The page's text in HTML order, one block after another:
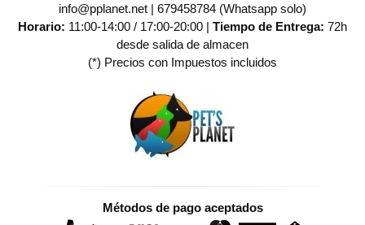
info@pplanet.net | 679458784 (Whatsapp solo)
Horario: 11:00-14:00 / 17:00-20:00 | Tiempo de Entrega: 72h
desde salida de almacen
(*) Precios con Impuestos incluidos
Métodos de pago aceptados